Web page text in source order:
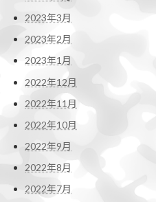
2023年3月
2023年2月
2023年1月
2022年12月
2022年11月
2022年10月
2022年9月
2022年8月
2022年7月